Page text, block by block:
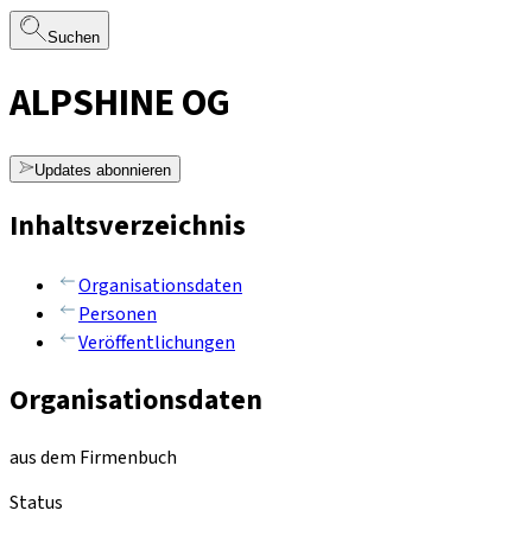
Suchen
ALPSHINE OG
Updates abonnieren
Inhaltsverzeichnis
Organisationsdaten
Personen
Veröffentlichungen
Organisationsdaten
aus dem Firmenbuch
Status